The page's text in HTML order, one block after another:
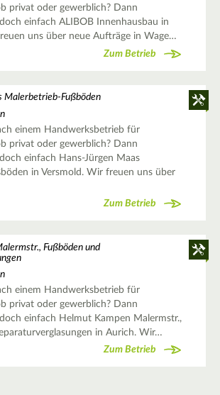
privat oder gewerblich? Dann
einfach ALIBOB Innenhausbau in
uns über neue Aufträge in Wage…
Zum Betrieb
Malerbetrieb-Fußböden
einem Handwerksbetrieb für
privat oder gewerblich? Dann
einfach Hans-Jürgen Maas
in Versmold. Wir freuen uns über
Zum Betrieb
Fußböden und
einem Handwerksbetrieb für
privat oder gewerblich? Dann
einfach Helmut Kampen Malermstr.,
in Aurich. Wir…
Zum Betrieb